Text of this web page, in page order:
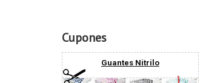
Cupones
Guantes Nitrilo